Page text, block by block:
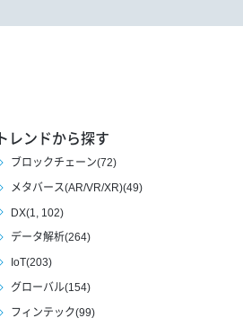
トレンドから探す
ブロックチェーン(72)
メタバース(AR/VR/XR)(49)
DX(1, 102)
データ解析(264)
IoT(203)
グローバル(154)
フィンテック(99)